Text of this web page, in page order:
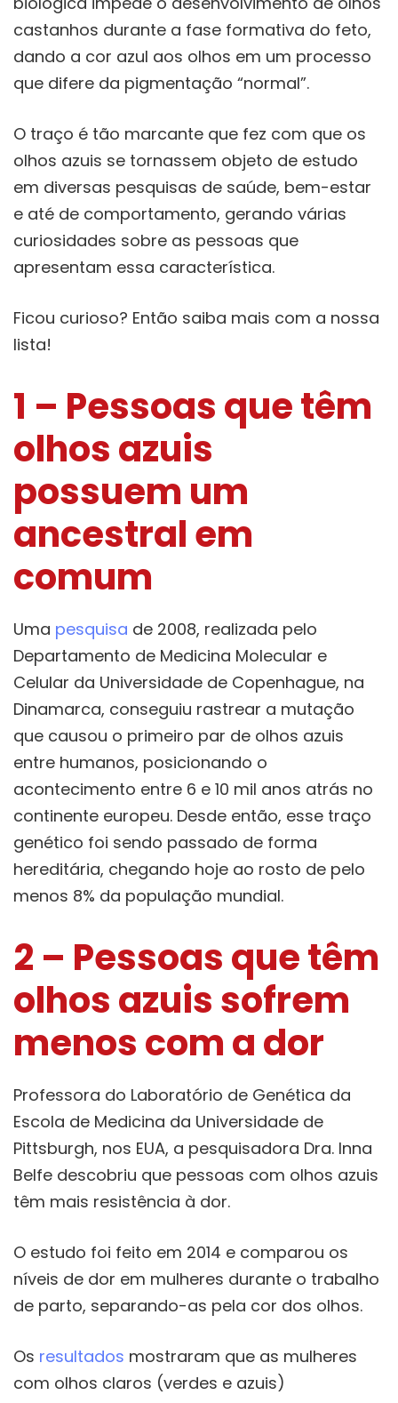
castanhos durante a fase formativa do feto,
dando a cor azul aos olhos em um processo
que difere da pigmentação “normal”.
O traço é tão marcante que fez com que os
olhos azuis se tornassem objeto de estudo
em diversas pesquisas de saúde, bem-estar
e até de comportamento, gerando várias
curiosidades sobre as pessoas que
apresentam essa característica.
Ficou curioso? Então saiba mais com a nossa
lista!
1 – Pessoas que têm
olhos azuis
possuem um
ancestral em
comum
Uma pesquisa de 2008, realizada pelo
Departamento de Medicina Molecular e
Celular da Universidade de Copenhague, na
Dinamarca, conseguiu rastrear a mutação
que causou o primeiro par de olhos azuis
entre humanos, posicionando o
acontecimento entre 6 e 10 mil anos atrás no
continente europeu. Desde então, esse traço
genético foi sendo passado de forma
hereditária, chegando hoje ao rosto de pelo
menos 8% da população mundial.
2 – Pessoas que têm
olhos azuis sofrem
menos com a dor
Professora do Laboratório de Genética da
Escola de Medicina da Universidade de
Pittsburgh, nos EUA, a pesquisadora Dra. Inna
Belfe descobriu que pessoas com olhos azuis
têm mais resistência à dor.
O estudo foi feito em 2014 e comparou os
níveis de dor em mulheres durante o trabalho
de parto, separando-as pela cor dos olhos.
Os resultados mostraram que as mulheres
com olhos claros (verdes e azuis)